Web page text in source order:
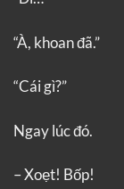
“À, khoan đã.”
“Cái gì?”
Ngay lúc đó.
– Xoẹt! Bốp!